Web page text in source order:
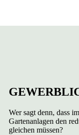
Wer sagt denn, dass
Gartenanlagen den
gleichen müssen?